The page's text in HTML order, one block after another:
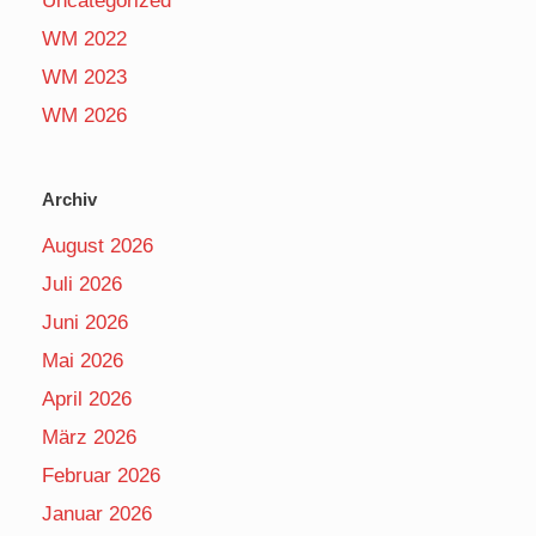
WM 2022
WM 2023
WM 2026
Archiv
August 2026
Juli 2026
Juni 2026
Mai 2026
April 2026
März 2026
Februar 2026
Januar 2026